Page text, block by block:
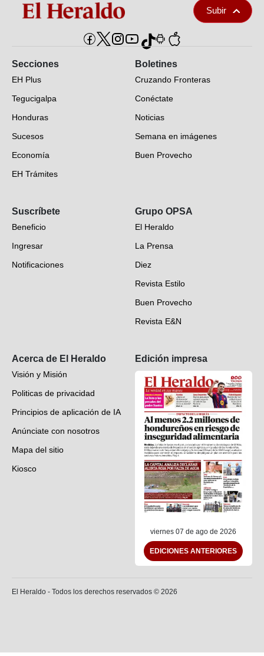
Subir
Secciones
EH Plus
Tegucigalpa
Honduras
Sucesos
Economía
EH Trámites
EH Verifica
Fotogalerías
Deportes
Videos
Boletines
Cruzando Fronteras
Conéctate
Noticias
Semana en imágenes
Buen Provecho
Suscríbete
Beneficio
Ingresar
Notificaciones
Grupo OPSA
El Heraldo
La Prensa
Diez
Revista Estilo
Buen Provecho
Revista E&N
Acerca de El Heraldo
Visión y Misión
Politicas de privacidad
Principios de aplicación de IA
Anúnciate con nosotros
Mapa del sitio
Kiosco
Edición impresa
viernes 07 de ago de 2026
EDICIONES ANTERIORES
El Heraldo - Todos los derechos reservados © 2026